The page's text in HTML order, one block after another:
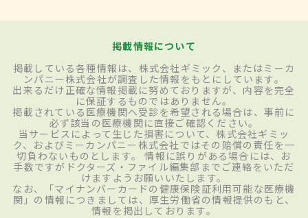
掲載情報について
掲載している各種情報は、株式会社ギミック、またはミーカ
ンパニー株式会社が調査した情報をもとにしています。
出来るだけ正確な情報掲載に努めておりますが、内容を完全
に保証するものではありません。
掲載されている医療機関へ受診を希望される場合は、事前に
必ず該当の医療機関に直接ご確認ください。
当サービスによって生じた損害について、株式会社ギミッ
ク、およびミーカンパニー株式会社ではその賠償の責任を一
切負わないものとします。 情報に誤りがある場合には、お
手数ですがドクターズ・ファイル編集部までご連絡をいただ
けますようお願いいたします。
なお、「マイナンバーカードの健康保険証利用可能な医療機
関」の情報につきましては、厚生労働省の情報提供のもと、
情報を掲出しております。